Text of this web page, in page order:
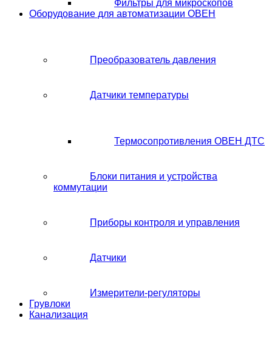
Фильтры для микроскопов
Оборудование для автоматизации ОВЕН
Преобразователь давления
Датчики температуры
Термосопротивления ОВЕН ДТС
Блоки питания и устройства
коммутации
Приборы контроля и управления
Датчики
Измерители-регуляторы
Грувлоки
Канализация